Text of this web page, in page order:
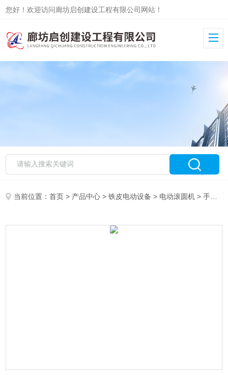
您好！欢迎访问廊坊启创建设工程有限公司网站！
当前位置：首页 > 产品中心 >铁皮电动设备 > 电动滚圆机 > 手动卷圆机（轴长1米和1.3米）的区别